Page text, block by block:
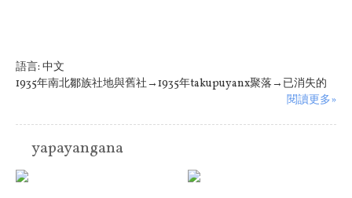
語言: 中文
1935年南北鄒族社地與舊社→1935年takupuyanx聚落→已消失的
閱讀更多»
yapayangana